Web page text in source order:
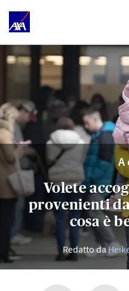
A
Volete
provenienti
cosa è
Redatto da